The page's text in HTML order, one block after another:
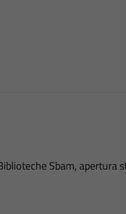
Sbam, apertura